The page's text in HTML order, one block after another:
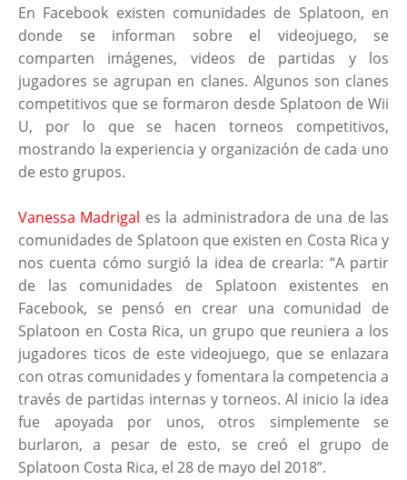
En Facebook existen comunidades de Splatoon, en
donde se informan sobre el videojuego, se
comparten imágenes, videos de partidas y los
jugadores se agrupan en clanes. Algunos son clanes
competitivos que se formaron desde Splatoon de Wii
U, por lo que se hacen torneos competitivos,
mostrando la experiencia y organización de cada uno
de esto grupos.
Vanessa Madrigal es la administradora de una de las
comunidades de Splatoon que existen en Costa Rica y
nos cuenta cómo surgió la idea de crearla: “A partir
de las comunidades de Splatoon existentes en
Facebook, se pensó en crear una comunidad de
Splatoon en Costa Rica, un grupo que reuniera a los
jugadores ticos de este videojuego, que se enlazara
con otras comunidades y fomentara la competencia a
través de partidas internas y torneos. Al inicio la idea
fue apoyada por unos, otros simplemente se
burlaron, a pesar de esto, se creó el grupo de
Splatoon Costa Rica, el 28 de mayo del 2018”.